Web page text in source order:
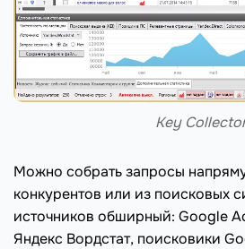
Key
Можно собрать запросы
конкурентов или из поисковых
источников обширный: Google
Яндекс Вордстат, поисковики